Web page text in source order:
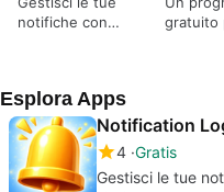
notifiche con
gratuito
Esplora Apps
Notification
4 Gratis
Gestisci le tue